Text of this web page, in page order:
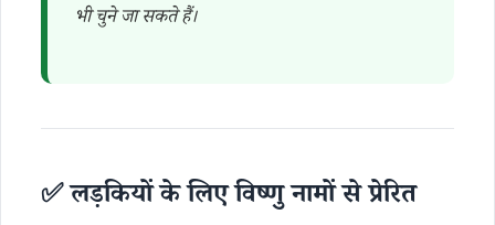
भी चुने जा सकते हैं।
✅ लड़कियों के लिए विष्णु नामों से प्रेरित